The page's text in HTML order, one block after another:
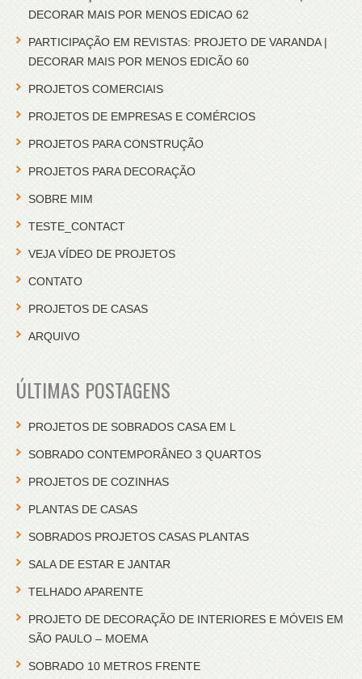
DECORAR MAIS POR MENOS EDICAO 62
PARTICIPAÇÃO EM REVISTAS: PROJETO DE VARANDA |
DECORAR MAIS POR MENOS EDICÃO 60
PROJETOS COMERCIAIS
PROJETOS DE EMPRESAS E COMÉRCIOS
PROJETOS PARA CONSTRUÇÃO
PROJETOS PARA DECORAÇÃO
SOBRE MIM
TESTE_CONTACT
VEJA VÍDEO DE PROJETOS
CONTATO
PROJETOS DE CASAS
ARQUIVO
ÚLTIMAS POSTAGENS
PROJETOS DE SOBRADOS CASA EM L
SOBRADO CONTEMPORÂNEO 3 QUARTOS
PROJETOS DE COZINHAS
PLANTAS DE CASAS
SOBRADOS PROJETOS CASAS PLANTAS
SALA DE ESTAR E JANTAR
TELHADO APARENTE
PROJETO DE DECORAÇÃO DE INTERIORES E MÓVEIS EM
SÃO PAULO – MOEMA
SOBRADO 10 METROS FRENTE